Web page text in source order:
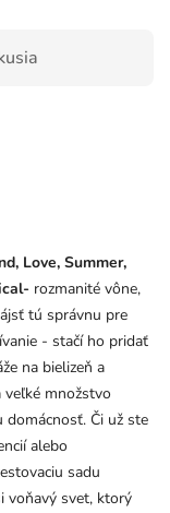
Love, Summer,
rozmanité vône,
tú správnu pre
- stačí ho pridať
na bielizeň a
veľké množstvo
domácnosť. Či už ste
alebo
sadu
voňavý svet, ktorý